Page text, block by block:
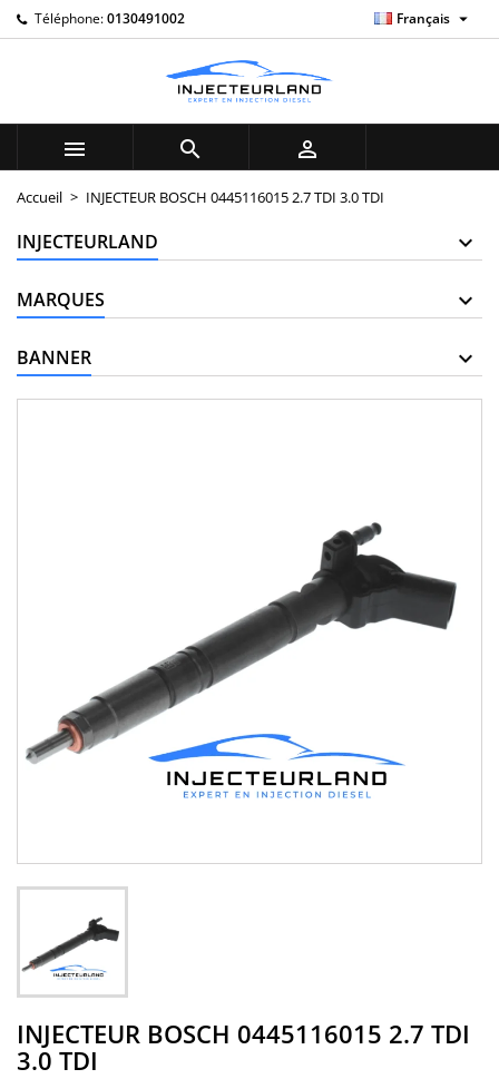
Téléphone:0130491002 Français 
  
Accueil INJECTEUR BOSCH 0445116015 2.7 TDI 3.0 TDI
INJECTEURLAND
MARQUES
BANNER
INJECTEUR BOSCH 0445116015 2.7 TDI
3.0 TDI
My wishlists ×
add_circle_outline
((title)) ×
Connexion ×
Vous devez être connecté pour ajouter des produits à
votre liste d'envies.
((cancelText)) ((loginText))